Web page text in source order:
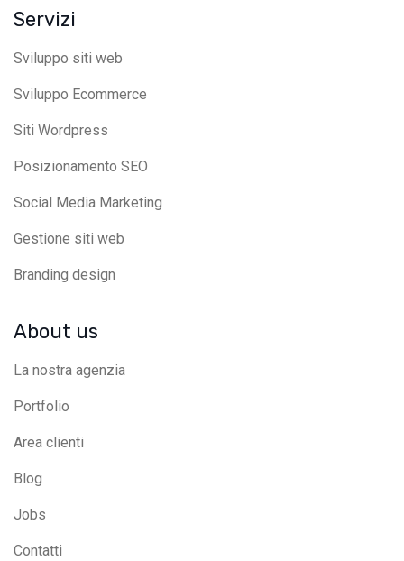
Servizi
Sviluppo siti web
Sviluppo Ecommerce
Siti Wordpress
Posizionamento SEO
Social Media Marketing
Gestione siti web
Branding design
About us
La nostra agenzia
Portfolio
Area clienti
Blog
Jobs
Contatti